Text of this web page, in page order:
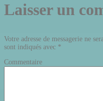
Laisser un
Votre adresse de messagerie ne
sont indiqués avec *
Commentaire